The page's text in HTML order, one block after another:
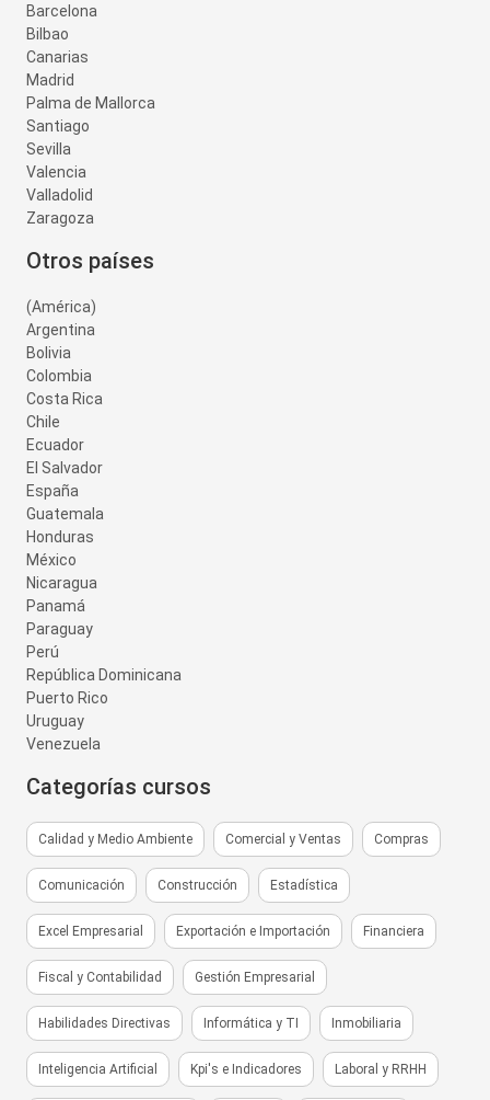
Barcelona
Bilbao
Canarias
Madrid
Palma de Mallorca
Santiago
Sevilla
Valencia
Valladolid
Zaragoza
Otros países
(América)
Argentina
Bolivia
Colombia
Costa Rica
Chile
Ecuador
El Salvador
España
Guatemala
Honduras
México
Nicaragua
Panamá
Paraguay
Perú
República Dominicana
Puerto Rico
Uruguay
Venezuela
Categorías cursos
Calidad y Medio Ambiente Comercial y Ventas Compras
Comunicación Construcción Estadística
Excel Empresarial Exportación e Importación Financiera
Fiscal y Contabilidad Gestión Empresarial
Habilidades Directivas Informática y TI Inmobiliaria
Inteligencia Artificial Kpi's e Indicadores Laboral y RRHH